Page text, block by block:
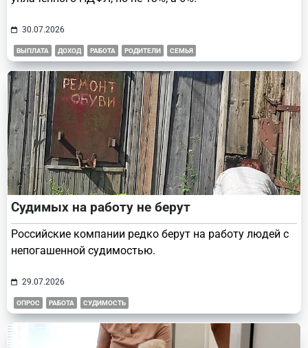
30.07.2026
ВЫПЛАТА ДОХОД РАБОТА РОДИТЕЛИ СЕМЬЯ
Судимых на работу не берут
Российские компании редко берут на работу людей с
непогашенной судимостью.
29.07.2026
ОПРОС РАБОТА СУДИМОСТЬ